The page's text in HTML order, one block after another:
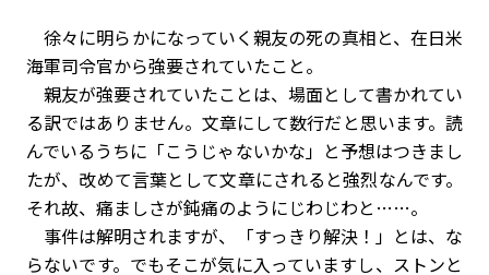
徐々に明らかになっていく親友の死の真相と、在日米
海軍司令官から強要されていたこと。
親友が強要されていたことは、場面として書かれてい
る訳ではありません。文章にして数行だと思います。読
んでいるうちに「こうじゃないかな」と予想はつきまし
たが、改めて言葉として文章にされると強烈なんです。
それ故、痛ましさが鈍痛のようにじわじわと……。
事件は解明されますが、「すっきり解決！」とは、な
らないです。でもそこが気に入っていますし、ストンと